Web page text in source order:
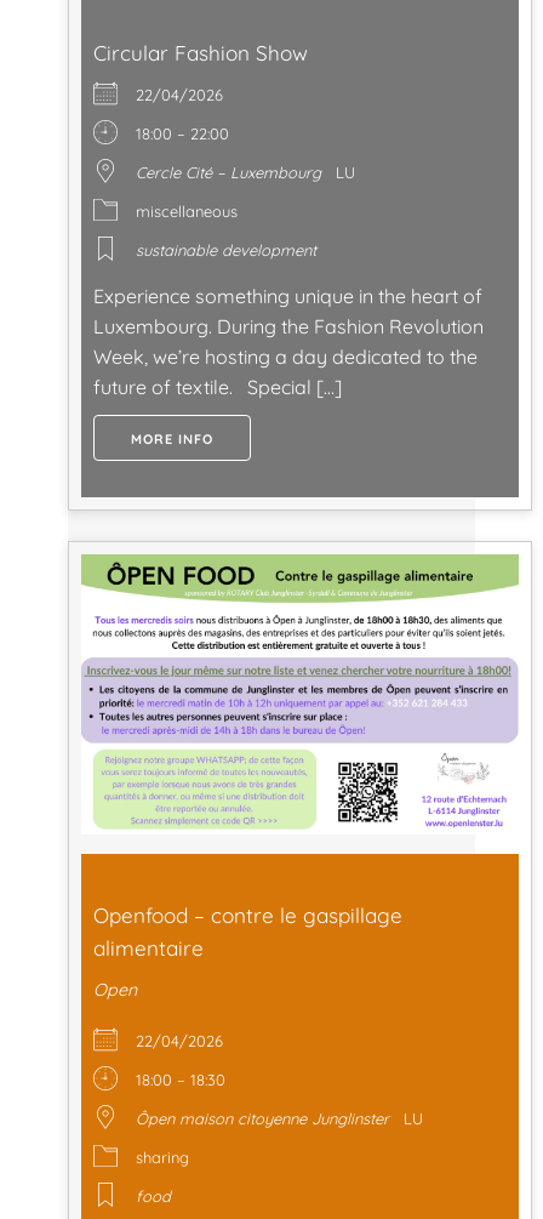
Circular Fashion Show
22/04/2026
18:00 – 22:00
Cercle Cité – Luxembourg
LU
miscellaneous
sustainable development
Experience something unique in the heart of
Luxembourg. During the Fashion Revolution
Week, we’re hosting a day dedicated to the
future of textile. Special […]
MORE INFO
Openfood – contre le gaspillage
alimentaire
Open
22/04/2026
18:00 – 18:30
Ôpen maison citoyenne Junglinster
LU
sharing
food